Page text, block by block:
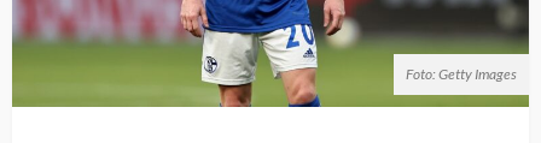
Foto: Getty Images